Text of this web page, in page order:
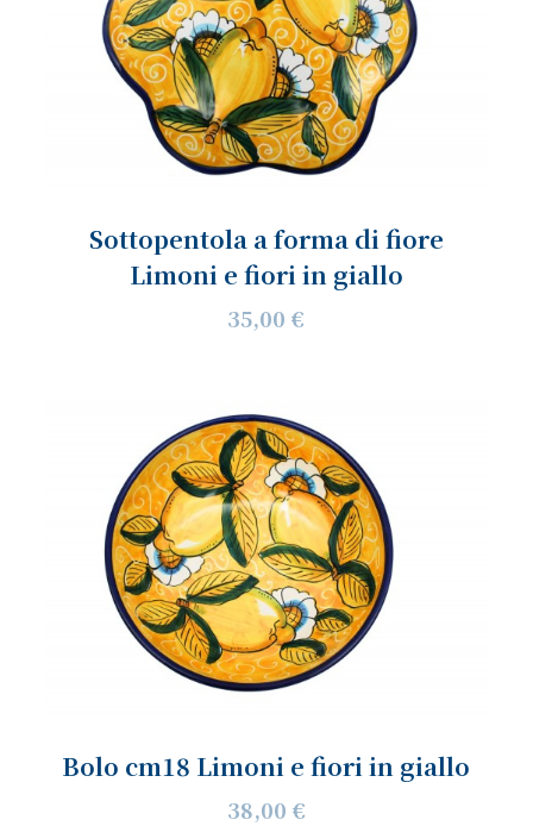
Sottopentola a forma di fiore
Limoni e fiori in giallo
35,00 €
Bolo cm18 Limoni e fiori in giallo
38,00 €